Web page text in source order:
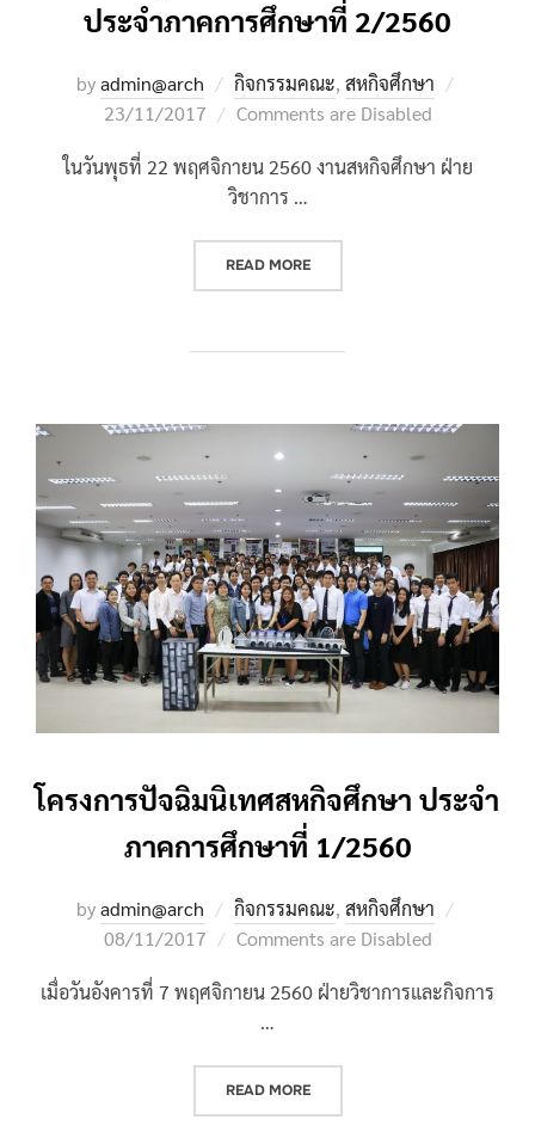
ประจำภาคการศึกษาที่ 2/2560
byadmin@arch กิจกรรมคณะ, สหกิจศึกษา
23/11/2017 Comments are Disabled
ในวันพุธที่ 22 พฤศจิกายน 2560 งานสหกิจศึกษา ฝ่าย
วิชาการ …
READ MORE“โครงการปฐมนิเทศนักศึกษาสหกิจ
โครงการปัจฉิมนิเทศสหกิจศึกษา ประจำ
ภาคการศึกษาที่ 1/2560
byadmin@arch กิจกรรมคณะ, สหกิจศึกษา
08/11/2017 Comments are Disabled
เมื่อวันอังคารที่ 7 พฤศจิกายน 2560 ฝ่ายวิชาการและกิจการ
…
READ MORE“โครงการปัจฉิมนิเทศสหกิจศึกษา ป